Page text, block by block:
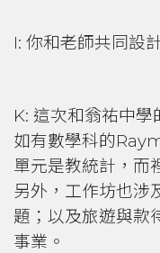
I: 你和老師共同設
K: 這次和翁祐中
如有數學科的
單元是教統計，而
另外，工作坊也涉
題；以及旅遊與款
事業。